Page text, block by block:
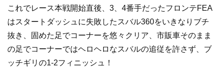
これでレース本戦開始直後、3、4番手だったフロンテFEA
はスタートダッシュに失敗したスバル360をいきなりブチ
抜き、固めた足でコーナーを悠々クリア、市販車そのまま
の足でコーナーではヘロヘロなスバルの追従を許さず、ブ
ッチギリの1-2フィニッシュ！